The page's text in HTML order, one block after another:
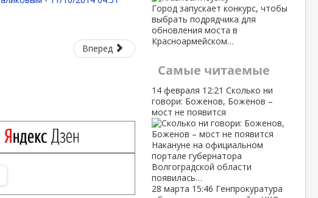
Вперед
Город запускает конкурс, чтобы
выбрать подрядчика для
обновления моста в
Красноармейском…
Самые читаемые
14 февраля 12:21 Сколько ни
говори: Боженов, Боженов –
мост не появится
Накануне на официальном
портале губернатора
Волгоградской области
появилась…
28 марта 15:46 Генпрокуратура